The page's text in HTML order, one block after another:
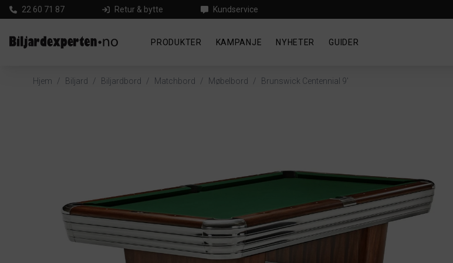
22 60 71 87 Retur & bytte Kundservice
PRODUKTER KAMPANJE NYHETER GUIDER
Hjem / Biljard / Biljardbord / Matchbord / Møbelbord / Brunswick Centennial 9'